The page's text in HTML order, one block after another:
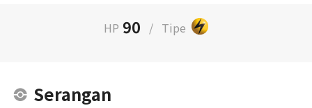
HP 90 / Tipe
Serangan